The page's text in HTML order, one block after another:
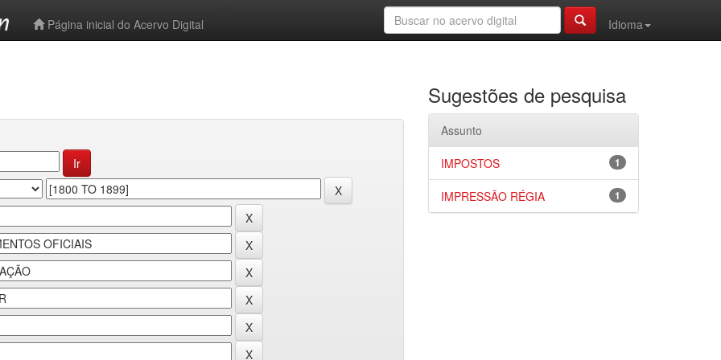
Página inicial do Acervo Digital
Idioma
Sugestões de pesquisa
Assunto
1
IMPOSTOS
1
IMPRESSÃO RÉGIA